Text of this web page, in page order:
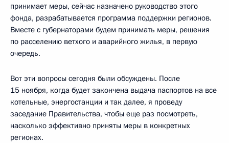
принимает меры, сейчас назначено руководство этого
фонда, разрабатывается программа поддержки регионов.
Вместе с губернаторами будем принимать меры, решения
по расселению ветхого и аварийного жилья, в первую
очередь.
Вот эти вопросы сегодня были обсуждены. После
15 ноября, когда будет закончена выдача паспортов на все
котельные, энергостанции и так далее, я проведу
заседание Правительства, чтобы еще раз посмотреть,
насколько эффективно приняты меры в конкретных
регионах.